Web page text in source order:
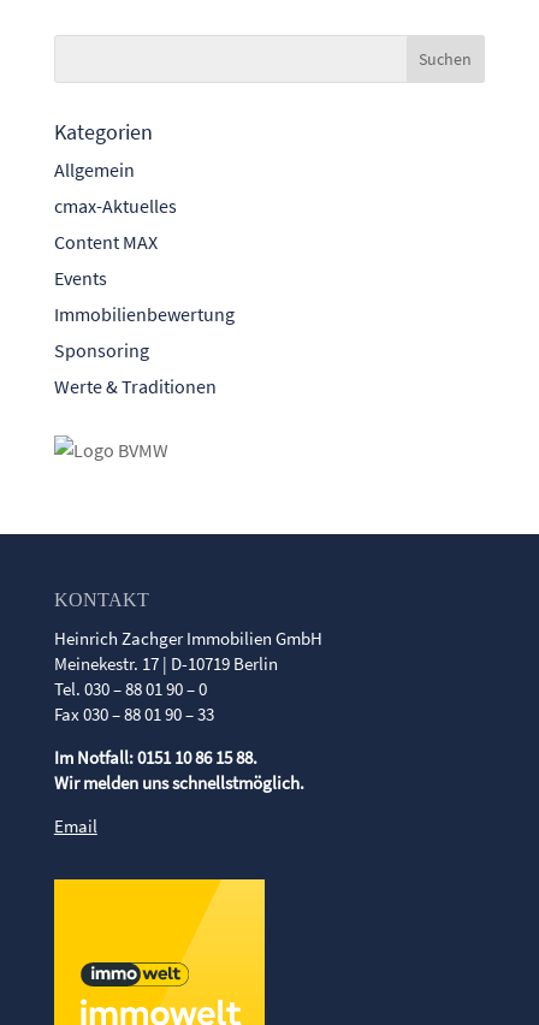
Kategorien
Allgemein
cmax-Aktuelles
Content MAX
Events
Immobilienbewertung
Sponsoring
Werte & Traditionen
KONTAKT
Heinrich Zachger Immobilien GmbH
Meinekestr. 17 | D-10719 Berlin
Tel. 030 – 88 01 90 – 0
Fax 030 – 88 01 90 – 33
Im Notfall: 0151 10 86 15 88.
Wir melden uns schnellstmöglich.
Email